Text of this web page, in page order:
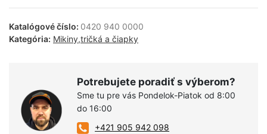
Katalógové číslo: 0420 940 0000
Kategória: Mikiny,tričká a čiapky
Potrebujete poradiť s výberom?
Sme tu pre vás Pondelok-Piatok od 8:00
do 16:00
+421 905 942 098